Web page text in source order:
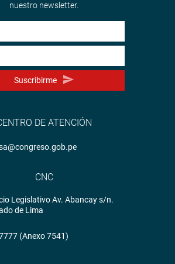
nuestro newsletter.
Suscribirme
DE ATENCIÓN
CNC
Legislativo Av. Abancay s/n.
de Lima
(Anexo 7541)